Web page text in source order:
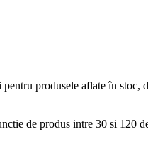
produsele aflate în stoc,
de produs intre 30 si 120